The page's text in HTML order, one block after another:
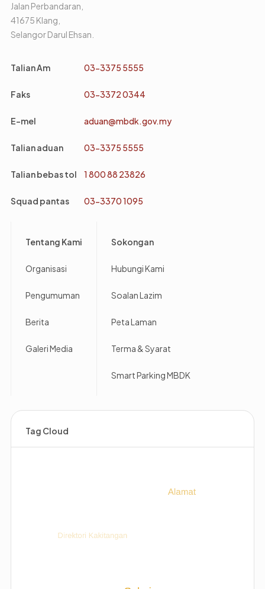
Jalan Perbandaran,
41675 Klang,
Selangor Darul Ehsan.
Talian Am 03-3375 5555
Faks 03-3372 0344
E-mel aduan@mbdk.gov.my
Talian aduan 03-3375 5555
Talian bebas tol 1 800 88 23826
Squad pantas 03-3370 1095
Tentang Kami
Organisasi
Pengumuman
Berita
Galeri Media
Sokongan
Hubungi Kami
Soalan Lazim
Peta Laman
Terma & Syarat
Smart Parking MBDK
Tag Cloud